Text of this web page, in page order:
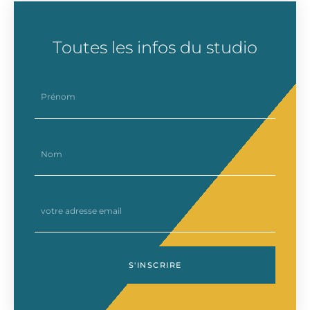
Toutes les infos du studio
S'INSCRIRE